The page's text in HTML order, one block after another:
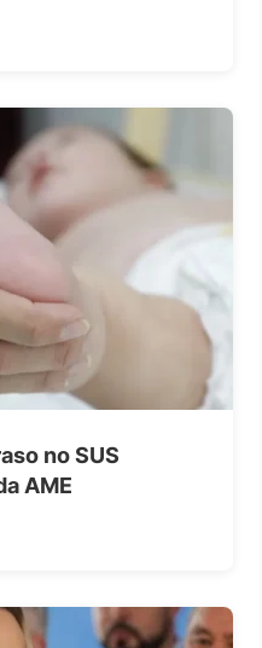
no SUS
AME